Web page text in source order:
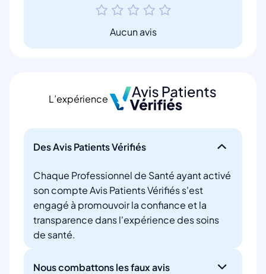
Aucun avis
L’expérience
Des Avis Patients Vérifiés
Chaque Professionnel de Santé ayant activé
son compte Avis Patients Vérifiés s'est
engagé à promouvoir la confiance et la
transparence dans l'expérience des soins
de santé.
Nous combattons les faux avis